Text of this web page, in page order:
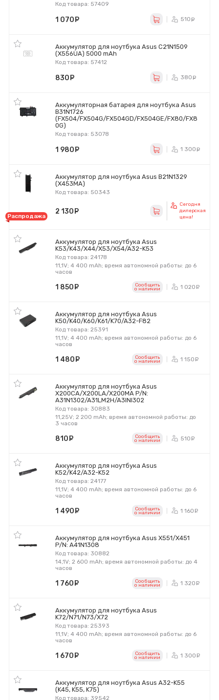
Код товара: 57409
1 070 510
Аккумулятор для ноутбука Asus C21N1509
(X556UA) 5000 mAh
Код товара: 57412
830 380
Аккумуляторная батарея для ноутбука Asus
B31N1726
(FX504/FX504G/FX504GD/FX504GE/FX80/FX8
0G)
Код товара: 53078
1 980 1 300
Аккумулятор для ноутбука Asus B21N1329
(X453MA)
Код товара: 50343
Распродажа
2 130
Сегодня
дилерская
цена!
Аккумулятор для ноутбука Asus
K53/K43/X44/X53/X54/A32-K53
Код товара: 24178
11,1V; 4 400 mAh; время автономной работы: до 6
часов
1 850 Сообщить
o наличии 1 020
Аккумулятор для ноутбука Asus
K50/K40/K60/K61/K70/A32-F82
Код товара: 25391
11,1V; 4 400 mAh; время автономной работы: до 6
часов
1 480 Сообщить
o наличии 1 150
Аккумулятор для ноутбука Asus
X200CA/X200LA/X200MA P/N:
A31N1302/A31LM2H/A3INI302
Код товара: 30883
11,25V; 2 200 mAh; время автономной работы: до
3 часов
810 Сообщить
o наличии 510
Аккумулятор для ноутбука Asus
K52/K42/A32-K52
Код товара: 24177
11,1V; 4 400 mAh; время автономной работы: до 6
часов
1 490 Сообщить
o наличии 1 160
Аккумулятор для ноутбука Asus X551/X451
P/N: A41N1308
Код товара: 30882
14,1V; 2 600 mAh; время автономной работы: до 4
часов
1 760 Сообщить
o наличии 1 320
Аккумулятор для ноутбука Asus
K72/N71/N73/X72
Код товара: 25393
11,1V; 4 400 mAh; время автономной работы: до 6
часов
1 670 Сообщить
o наличии 1 300
Аккумулятор для ноутбука Asus A32-K55
(K45, K55, K75)
Код товара: 39542